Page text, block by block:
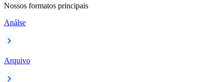
Nossos formatos principais
Análse
Arquivo